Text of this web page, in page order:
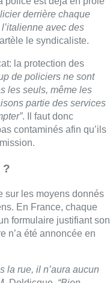
derrière chaque
avec des
le syndicaliste.
la protection des
de policiers ne sont
les seuls, même les
partie des services
. Il faut donc
contaminés afin qu’ils
?
sur les moyens donnés
En France, chaque
formulaire justifiant son
n’a été annoncée en
la rue, il n’aura aucun